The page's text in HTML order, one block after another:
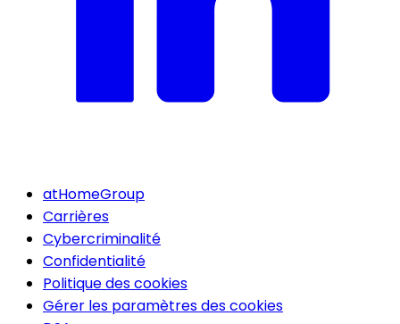
atHomeGroup
Carrières
Cybercriminalité
Confidentialité
Politique des cookies
Gérer les paramètres des cookies